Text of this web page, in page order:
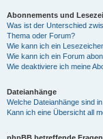
Abonnements und
Was ist der Unterschied
Thema oder Forum?
Wie kann ich ein
Wie kann ich ein Forum
Wie deaktiviere ich meine
Dateianhänge
Welche Dateianhänge sind
Kann ich eine Übersicht all